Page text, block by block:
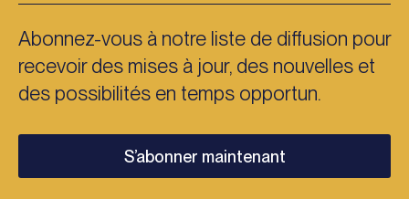
Abonnez-vous à notre liste de diffusion pour
recevoir des mises à jour, des nouvelles et
des possibilités en temps opportun.
S’abonner maintenant